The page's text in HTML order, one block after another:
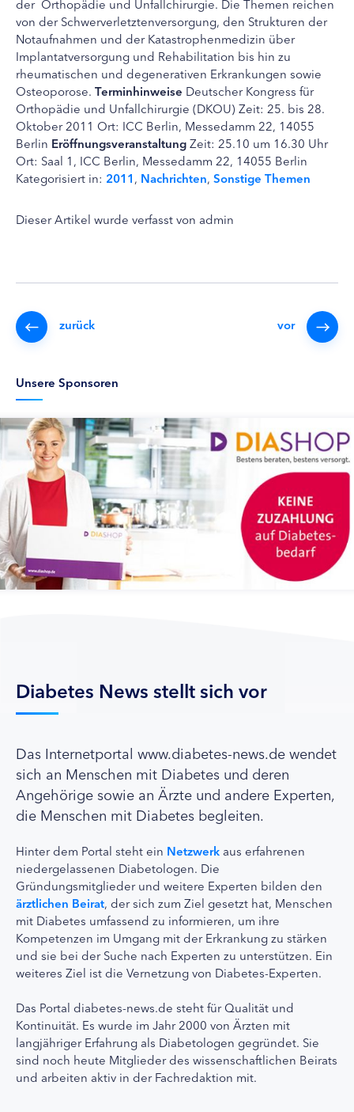
der Orthopädie und Unfallchirurgie. Die Themen reichen
von der Schwerverletztenversorgung, den Strukturen der
Notaufnahmen und der Katastrophenmedizin über
Implantatversorgung und Rehabilitation bis hin zu
rheumatischen und degenerativen Erkrankungen sowie
Osteoporose. Terminhinweise Deutscher Kongress für
Orthopädie und Unfallchirurgie (DKOU) Zeit: 25. bis 28.
Oktober 2011 Ort: ICC Berlin, Messedamm 22, 14055
Berlin EröffnungsveranstaltungZeit: 25.10 um 16.30 Uhr
Ort: Saal 1, ICC Berlin, Messedamm 22, 14055 Berlin
Kategorisiert in: 2011, Nachrichten, Sonstige Themen
Dieser Artikel wurde verfasst von admin
zurück vor
Unsere Sponsoren
Diabetes News stellt sich vor
Das Internetportal www.diabetes-news.de wendet
sich an Menschen mit Diabetes und deren
Angehörige sowie an Ärzte und andere Experten,
die Menschen mit Diabetes begleiten.
Hinter dem Portal steht ein Netzwerk aus erfahrenen
niedergelassenen Diabetologen. Die
Gründungsmitglieder und weitere Experten bilden den
ärztlichen Beirat, der sich zum Ziel gesetzt hat, Menschen
mit Diabetes umfassend zu informieren, um ihre
Kompetenzen im Umgang mit der Erkrankung zu stärken
und sie bei der Suche nach Experten zu unterstützen. Ein
weiteres Ziel ist die Vernetzung von Diabetes-Experten.
Das Portal diabetes-news.de steht für Qualität und
Kontinuität. Es wurde im Jahr 2000 von Ärzten mit
langjähriger Erfahrung als Diabetologen gegründet. Sie
sind noch heute Mitglieder des wissenschaftlichen Beirats
und arbeiten aktiv in der Fachredaktion mit.